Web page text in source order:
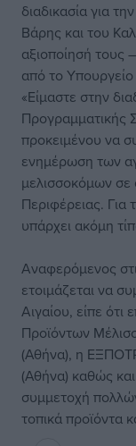
διαδικασία για
Βάρης και του
αξιοποίησή τους
από το
«Είμαστε στην
Προγραμματικής
προκειμένου να
ενημέρωση των
μελισσοκόμων σε
Περιφέρειας.
υπάρχει ακόμη
Αναφερόμενος
ετοιμάζεται να
Αιγαίου, είπε ότι
Προϊόντων
(Αθήνα), η
(Αθήνα) καθώς
συμμετοχή
τοπικά προϊόντα